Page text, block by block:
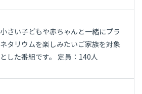
小さい子どもや赤ちゃんと一緒にプラ
ネタリウムを楽しみたいご家族を対象
とした番組です。 定員：140人